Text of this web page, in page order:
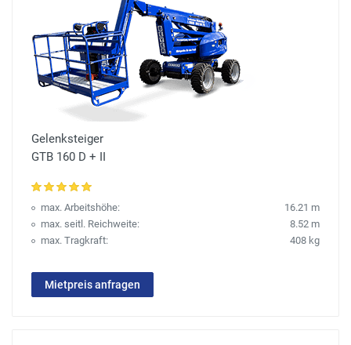
Gelenksteiger
GTB 160 D + II
max. Arbeitshöhe:
16.21 m
max. seitl. Reichweite:
8.52 m
max. Tragkraft:
408 kg
Mietpreis anfragen